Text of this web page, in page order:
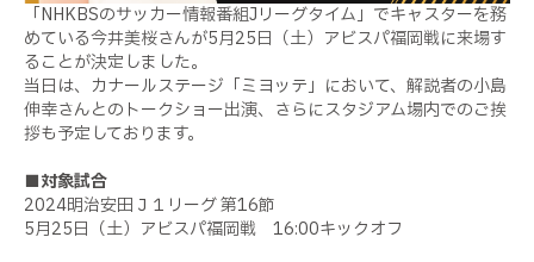
「NHKBSのサッカー情報番組Jリーグタイム」でキャスターを務
めている今井美桜さんが5月25日（土）アビスパ福岡戦に来場す
ることが決定しました。
当日は、カナールステージ「ミヨッテ」において、解説者の小島
伸幸さんとのトークショー出演、さらにスタジアム場内でのご挨
拶も予定しております。
■対象試合
2024明治安田Ｊ１リーグ 第16節
5月25日（土）アビスパ福岡戦 16:00キックオフ